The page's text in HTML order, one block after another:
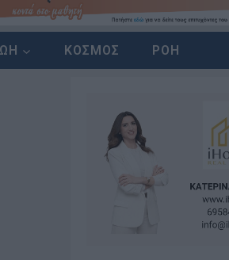
ΚΟΣΜΟΣ ΡΟΗ